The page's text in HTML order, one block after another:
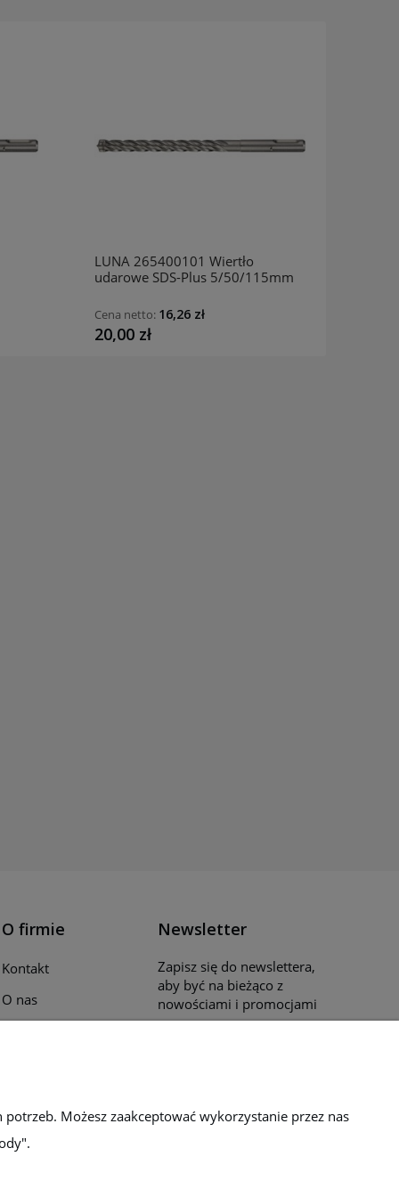
LUNA 265400101 Wiertło
udarowe SDS-Plus 5/50/115mm
20,00 zł
Cena netto: 16,26 zł
O firmie
Kontakt
O nas
Newsletter
Zapisz się do newslettera,
aby być na bieżąco z
nowościami i promocjami
Możesz zaakceptować wykorzystanie przez nas